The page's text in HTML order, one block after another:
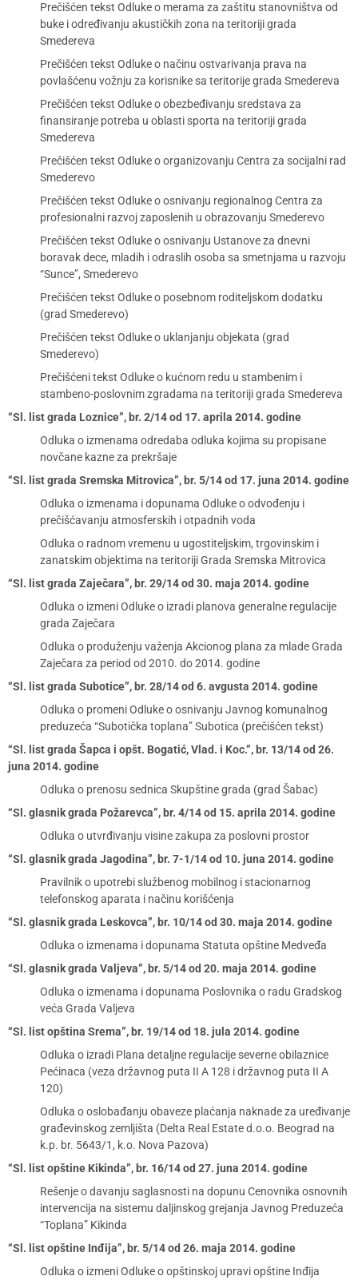
Prečišćen tekst Odluke o merama za zaštitu stanovništva od
buke i određivanju akustičkih zona na teritoriji grada
Smedereva
Prečišćen tekst Odluke o načinu ostvarivanja prava na
povlašćenu vožnju za korisnike sa teritorije grada Smedereva
Prečišćen tekst Odluke o obezbeđivanju sredstava za
finansiranje potreba u oblasti sporta na teritoriji grada
Smedereva
Prečišćen tekst Odluke o organizovanju Centra za socijalni rad
Smederevo
Prečišćen tekst Odluke o osnivanju regionalnog Centra za
profesionalni razvoj zaposlenih u obrazovanju Smederevo
Prečišćen tekst Odluke o osnivanju Ustanove za dnevni
boravak dece, mladih i odraslih osoba sa smetnjama u razvoju
“Sunce”, Smederevo
Prečišćen tekst Odluke o posebnom roditeljskom dodatku
(grad Smederevo)
Prečišćen tekst Odluke o uklanjanju objekata (grad
Smederevo)
Prečišćeni tekst Odluke o kućnom redu u stambenim i
stambeno-poslovnim zgradama na teritoriji grada Smedereva
“Sl. list grada Loznice”, br. 2/14 od 17. aprila 2014. godine
Odluka o izmenama odredaba odluka kojima su propisane
novčane kazne za prekršaje
“Sl. list grada Sremska Mitrovica”, br. 5/14 od 17. juna 2014. godine
Odluka o izmenama i dopunama Odluke o odvođenju i
prečišćavanju atmosferskih i otpadnih voda
Odluka o radnom vremenu u ugostiteljskim, trgovinskim i
zanatskim objektima na teritoriji Grada Sremska Mitrovica
“Sl. list grada Zaječara”, br. 29/14 od 30. maja 2014. godine
Odluka o izmeni Odluke o izradi planova generalne regulacije
grada Zaječara
Odluka o produženju važenja Akcionog plana za mlade Grada
Zaječara za period od 2010. do 2014. godine
“Sl. list grada Subotice”, br. 28/14 od 6. avgusta 2014. godine
Odluka o promeni Odluke o osnivanju Javnog komunalnog
preduzeća “Subotička toplana” Subotica (prečišćen tekst)
“Sl. list grada Šapca i opšt. Bogatić, Vlad. i Koc.”, br. 13/14 od 26.
juna 2014. godine
Odluka o prenosu sednica Skupštine grada (grad Šabac)
“Sl. glasnik grada Požarevca”, br. 4/14 od 15. aprila 2014. godine
Odluka o utvrđivanju visine zakupa za poslovni prostor
“Sl. glasnik grada Jagodina”, br. 7-1/14 od 10. juna 2014. godine
Pravilnik o upotrebi službenog mobilnog i stacionarnog
telefonskog aparata i načinu korišćenja
“Sl. glasnik grada Leskovca”, br. 10/14 od 30. maja 2014. godine
Odluka o izmenama i dopunama Statuta opštine Medveđa
“Sl. glasnik grada Valjeva”, br. 5/14 od 20. maja 2014. godine
Odluka o izmenama i dopunama Poslovnika o radu Gradskog
veća Grada Valjeva
“Sl. list opština Srema”, br. 19/14 od 18. jula 2014. godine
Odluka o izradi Plana detaljne regulacije severne obilaznice
Pećinaca (veza državnog puta II A 128 i državnog puta II A
120)
Odluka o oslobađanju obaveze plaćanja naknade za uređivanje
građevinskog zemljišta (Delta Real Estate d.o.o. Beograd na
k.p. br. 5643/1, k.o. Nova Pazova)
“Sl. list opštine Kikinda”, br. 16/14 od 27. juna 2014. godine
Rešenje o davanju saglasnosti na dopunu Cenovnika osnovnih
intervencija na sistemu daljinskog grejanja Javnog Preduzeća
“Toplana” Kikinda
“Sl. list opštine Inđija”, br. 5/14 od 26. maja 2014. godine
Odluka o izmeni Odluke o opštinskoj upravi opštine Inđija